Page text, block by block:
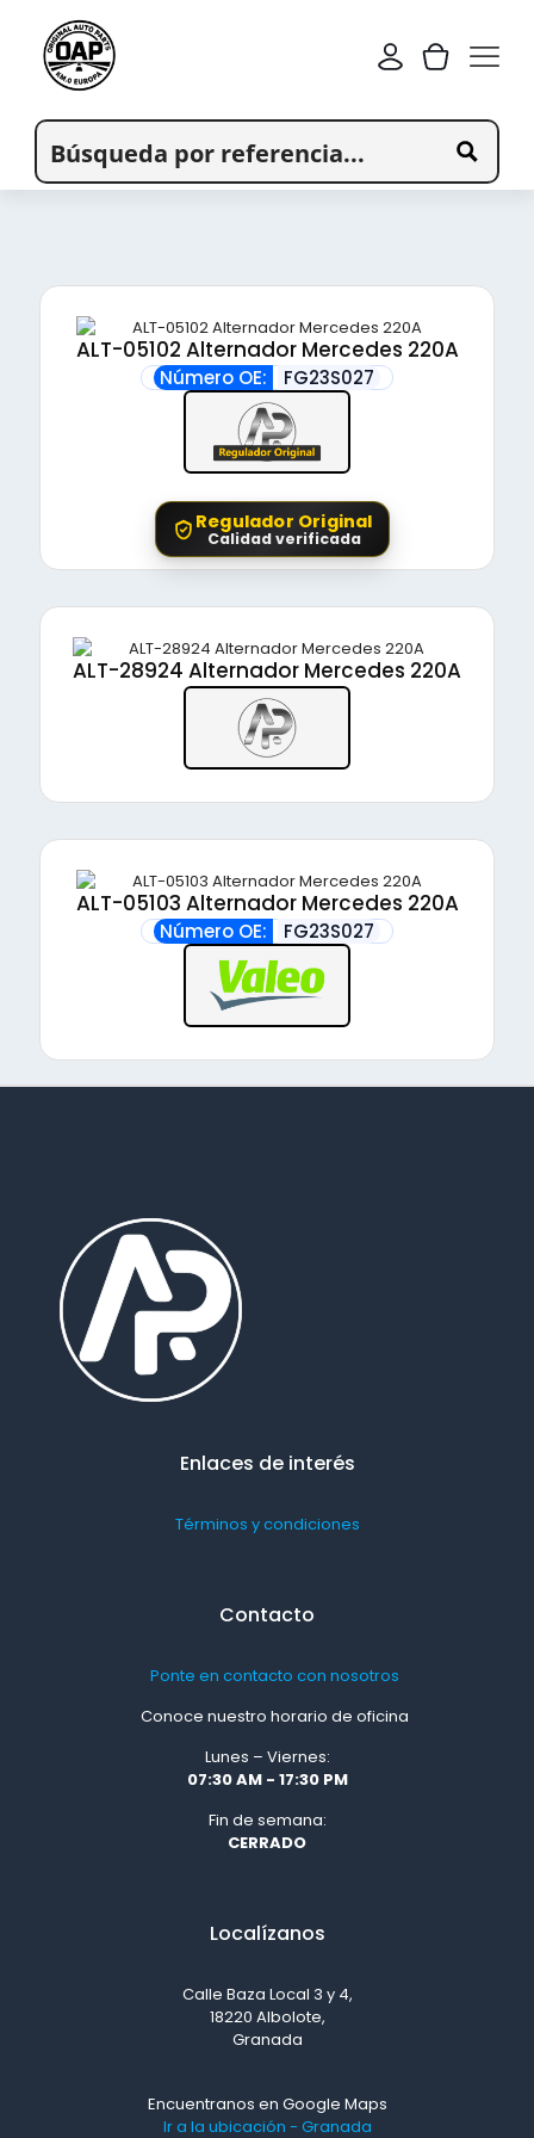
ALT-05102 Alternador Mercedes 220A
Número OE: FG23S027
Regulador Original
Calidad verificada
ALT-28924 Alternador Mercedes 220A
ALT-05103 Alternador Mercedes 220A
Número OE: FG23S027
Enlaces de interés
Términos y condiciones
Contacto
Ponte en contacto con nosotros
Conoce nuestro horario de oficina
Lunes – Viernes:
07:30 AM - 17:30 PM
Fin de semana:
CERRADO
Localízanos
Calle Baza Local 3 y 4,
18220 Albolote,
Granada
Encuentranos en Google Maps
Ir a la ubicación - Granada